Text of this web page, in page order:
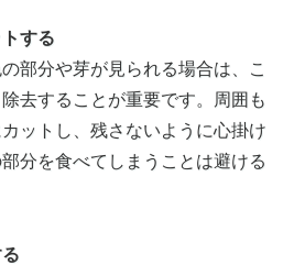
する
部分や芽が見られる場合は、こ
去することが重要です。周囲も
ットし、残さないように心掛け
分を食べてしまうことは避ける